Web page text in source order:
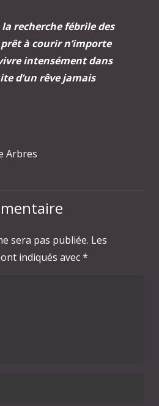
recherche fébrile des
à courir n’importe
intensément dans
d’un rêve jamais
Arbres
sera pas publiée. Les
indiqués avec*